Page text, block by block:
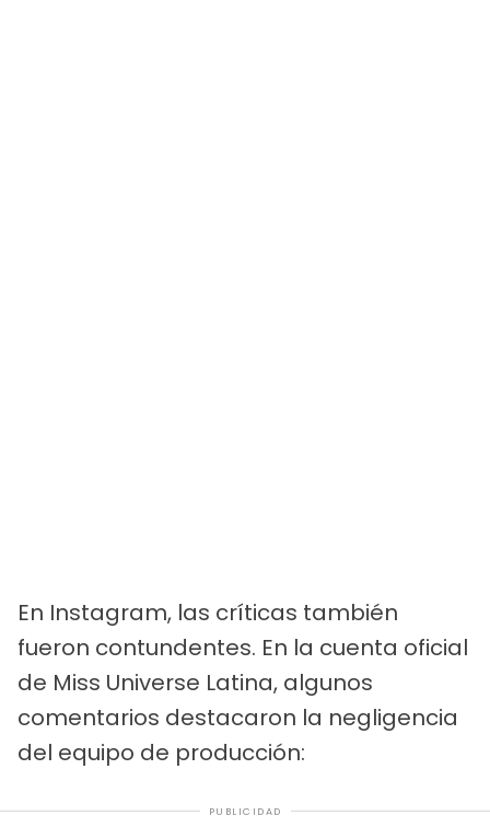
En Instagram, las críticas también
fueron contundentes. En la cuenta oficial
de Miss Universe Latina, algunos
comentarios destacaron la negligencia
del equipo de producción:
PUBLICIDAD